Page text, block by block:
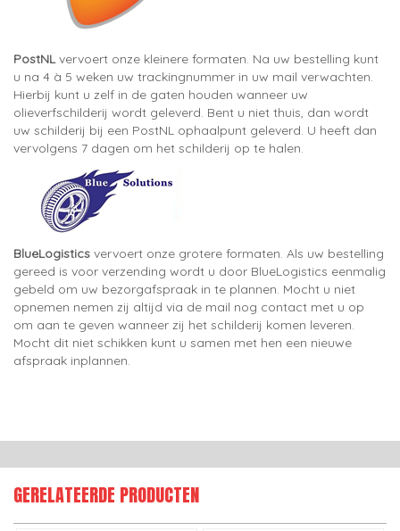
PostNLvervoert onze kleinere formaten. Na uw bestelling kunt
u na 4 à 5 weken uw trackingnummer in uw mail verwachten.
Hierbij kunt u zelf in de gaten houden wanneer uw
olieverfschilderij wordt geleverd. Bent u niet thuis, dan wordt
uw schilderij bij een PostNL ophaalpunt geleverd. U heeft dan
vervolgens 7 dagen om het schilderij op te halen.
BlueLogistics vervoert onze grotere formaten. Als uw bestelling
gereed is voor verzending wordt u door BlueLogistics eenmalig
gebeld om uw bezorgafspraak in te plannen. Mocht u niet
opnemen nemen zij altijd via de mail nog contact met u op
om aan te geven wanneer zij het schilderij komen leveren.
Mocht dit niet schikken kunt u samen met hen een nieuwe
afspraak inplannen.
GERELATEERDE PRODUCTEN